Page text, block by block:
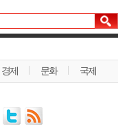
경제 문화 국제